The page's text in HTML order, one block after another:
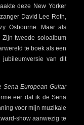
deze New Yorker
David Lee Roth,
Osbourne. Maar als
tweede soloalbum
te boek als een
van dit
Sena European Guitar
eer dat ik de Sena
voor mijn muzikale
show aanwezig te